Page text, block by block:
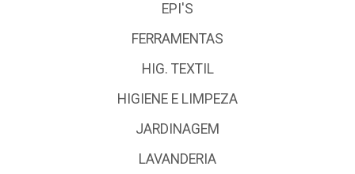
EPI'S
FERRAMENTAS
HIG. TEXTIL
HIGIENE E LIMPEZA
JARDINAGEM
LAVANDERIA